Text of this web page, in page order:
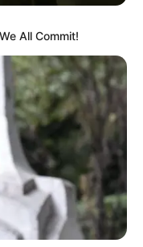
All Commit!